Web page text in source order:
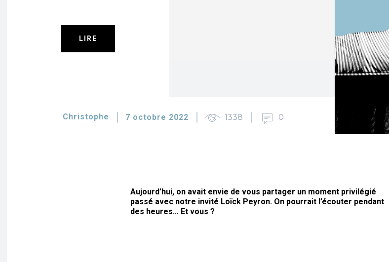
LIRE
Christophe 7 octobre 2022 1338 0
Aujourd’hui, on avait envie de vous partager un moment privilégié
passé avec notre invité Loïck Peyron. On pourrait l’écouter pendant
des heures… Et vous ?